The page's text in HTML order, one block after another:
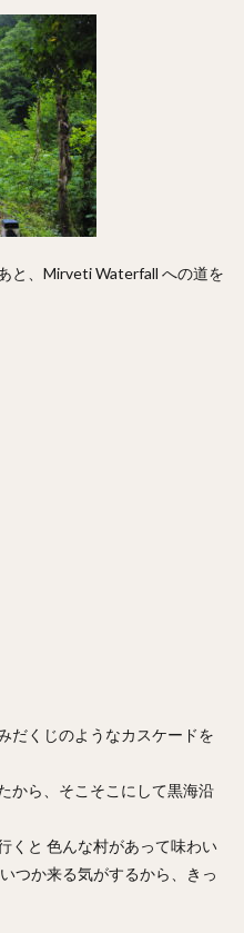
と、Mirveti Waterfall への道を
だくじのようなカスケードを
から、そこそこにして黒海沿
くと 色んな村があって味わい
つか来る気がするから、きっ